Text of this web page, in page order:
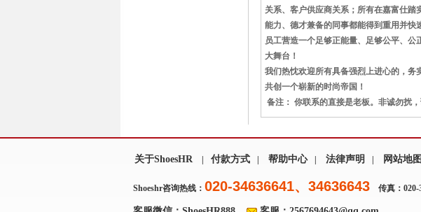
关系、客户供应商关系；所有在嘉富仕
能力、德才兼备的同事都能得到重用并
员工营造一个足够正能量、足够公平、
大舞台！
我们热忱欢迎所有具备强烈上进心的，务
共创一个崭新的时尚帝国！
备注： 你联系的直接是老板。非诚勿扰，
关于ShoesHR 付款方式 帮助中心 法律声明 网站地图
Shoeshr咨询热线： 020-34636641、34636643 传真：020-